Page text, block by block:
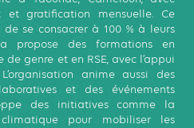
et gratification mensuelle. Ce
se consacrer à 100 % à leurs
propose des formations en
genre et en RSE, avec l’appui
anime aussi des
et des événements
des initiatives comme la
pour mobiliser les